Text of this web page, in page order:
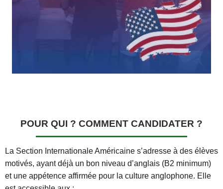
POUR QUI ? COMMENT CANDIDATER ?
La Section Internationale Américaine s’adresse à des élèves
motivés, ayant déjà un bon niveau d’anglais (B2 minimum)
et une appétence affirmée pour la culture anglophone. Elle